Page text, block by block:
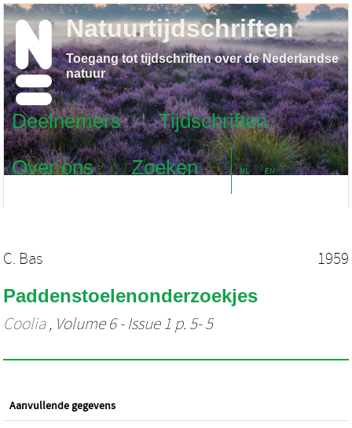
Deelnemers
Tijdschriften
Over ons
Zoeken NL EN
Natuurtijdschriften
Toegang tot tijdschriften over de Nederlandse
natuur
C. Bas 1959
Paddenstoelenonderzoekjes
Coolia, Volume 6 - Issue 1 p. 5- 5
Aanvullende gegevens